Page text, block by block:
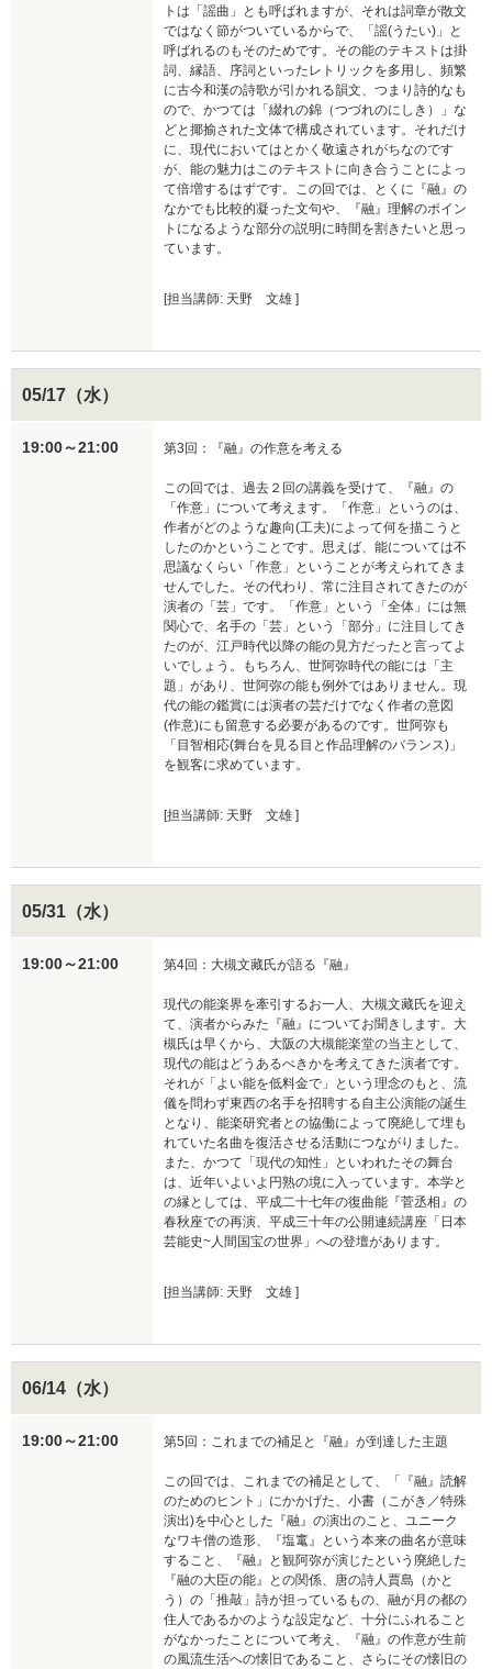
トは「謡曲」とも呼ばれますが、それは詞章が散文
ではなく節がついているからで、「謡(うたい)」と
呼ばれるのもそのためです。その能のテキストは掛
詞、縁語、序詞といったレトリックを多用し、頻繁
に古今和漢の詩歌が引かれる韻文、つまり詩的なも
ので、かつては「綴れの錦（つづれのにしき）」な
どと揶揄された文体で構成されています。それだけ
に、現代においてはとかく敬遠されがちなのです
が、能の魅力はこのテキストに向き合うことによっ
て倍増するはずです。この回では、とくに『融』の
なかでも比較的凝った文句や、『融』理解のポイン
トになるような部分の説明に時間を割きたいと思っ
ています。
[担当講師: 天野 文雄 ]
05/17（水）
19:00～21:00 第3回：『融』の作意を考える
この回では、過去２回の講義を受けて、『融』の
「作意」について考えます。「作意」というのは、
作者がどのような趣向(工夫)によって何を描こうと
したのかということです。思えば、能については不
思議なくらい「作意」ということが考えられてきま
せんでした。その代わり、常に注目されてきたのが
演者の「芸」です。「作意」という「全体」には無
関心で、名手の「芸」という「部分」に注目してき
たのが、江戸時代以降の能の見方だったと言ってよ
いでしょう。もちろん、世阿弥時代の能には「主
題」があり、世阿弥の能も例外ではありません。現
代の能の鑑賞には演者の芸だけでなく作者の意図
(作意)にも留意する必要があるのです。世阿弥も
「目智相応(舞台を見る目と作品理解のバランス)」
を観客に求めています。
[担当講師: 天野 文雄 ]
05/31（水）
19:00～21:00 第4回：大槻文藏氏が語る『融』
現代の能楽界を牽引するお一人、大槻文藏氏を迎え
て、演者からみた『融』についてお聞きします。大
槻氏は早くから、大阪の大槻能楽堂の当主として、
現代の能はどうあるべきかを考えてきた演者です。
それが「よい能を低料金で」という理念のもと、流
儀を問わず東西の名手を招聘する自主公演能の誕生
となり、能楽研究者との協働によって廃絶して埋も
れていた名曲を復活させる活動につながりました。
また、かつて「現代の知性」といわれたその舞台
は、近年いよいよ円熟の境に入っています。本学と
の縁としては、平成二十七年の復曲能『菅丞相』の
春秋座での再演、平成三十年の公開連続講座「日本
芸能史~人間国宝の世界」への登壇があります。
[担当講師: 天野 文雄 ]
06/14（水）
19:00～21:00 第5回：これまでの補足と『融』が到達した主題
この回では、これまでの補足として、「『融』読解
のためのヒント」にかかげた、小書（こがき／特殊
演出)を中心とした『融』の演出のこと、ユニーク
なワキ僧の造形、『塩竃』という本来の曲名が意味
すること、『融』と観阿弥が演じたという廃絶した
『融の大臣の能』との関係、唐の詩人賈島（かと
う）の「推敲」詩が担っているもの、融が月の都の
住人であるかのような設定など、十分にふれること
がなかったことについて考え、『融』の作意が生前
の風流生活への懐旧であること、さらにその懐旧の